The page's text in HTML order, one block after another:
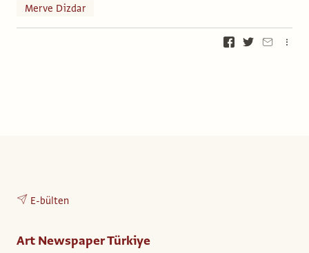
Merve Dizdar
E-bülten
Art Newspaper Türkiye